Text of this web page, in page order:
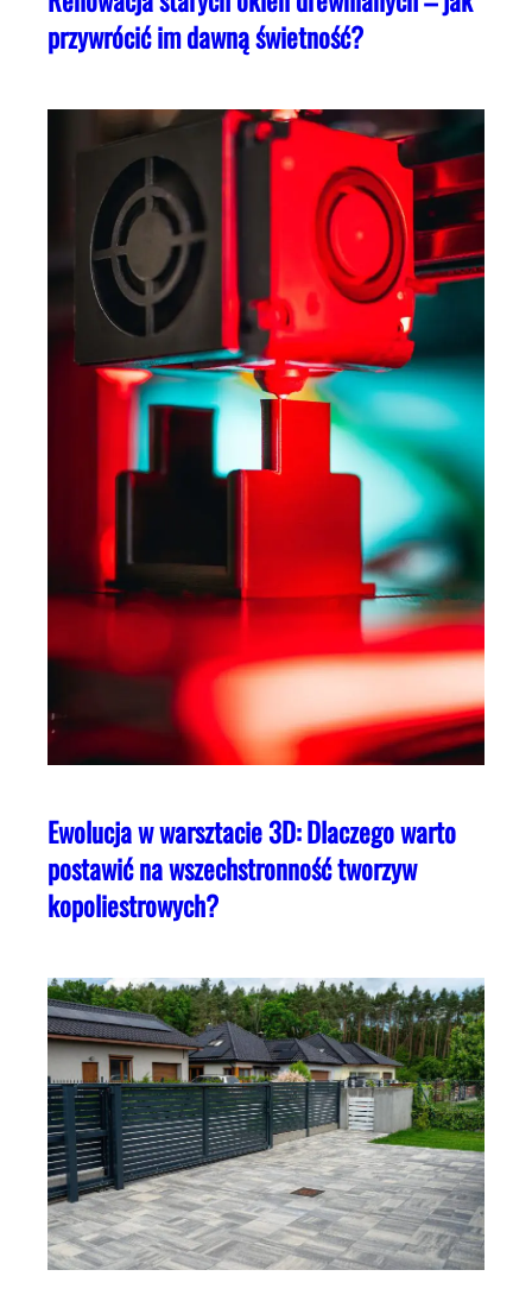
przywrócić im dawną świetność?
Ewolucja w warsztacie 3D: Dlaczego warto
postawić na wszechstronność tworzyw
kopoliestrowych?